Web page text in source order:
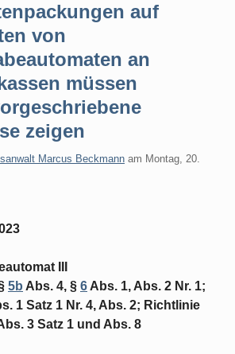
auf
von
an
müssen
zeigen
Marcus Beckmann am Montag, 20.
III
5b Abs. 4, § 6 Abs. 1, Abs. 2 Nr. 1;
1 Satz 1 Nr. 4, Abs. 2; Richtlinie
3 Satz 1 und Abs. 8